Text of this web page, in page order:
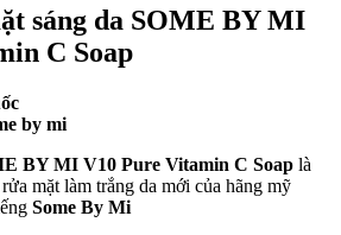
sáng da SOME BY MI
C Soap
by mi
BY MI V10 Pure Vitamin C Soap là
mặt làm trắng da mới của hãng mỹ
Some By Mi